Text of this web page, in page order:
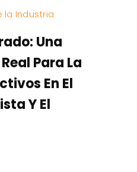
la Industria
Una
Para La
En El
Y El